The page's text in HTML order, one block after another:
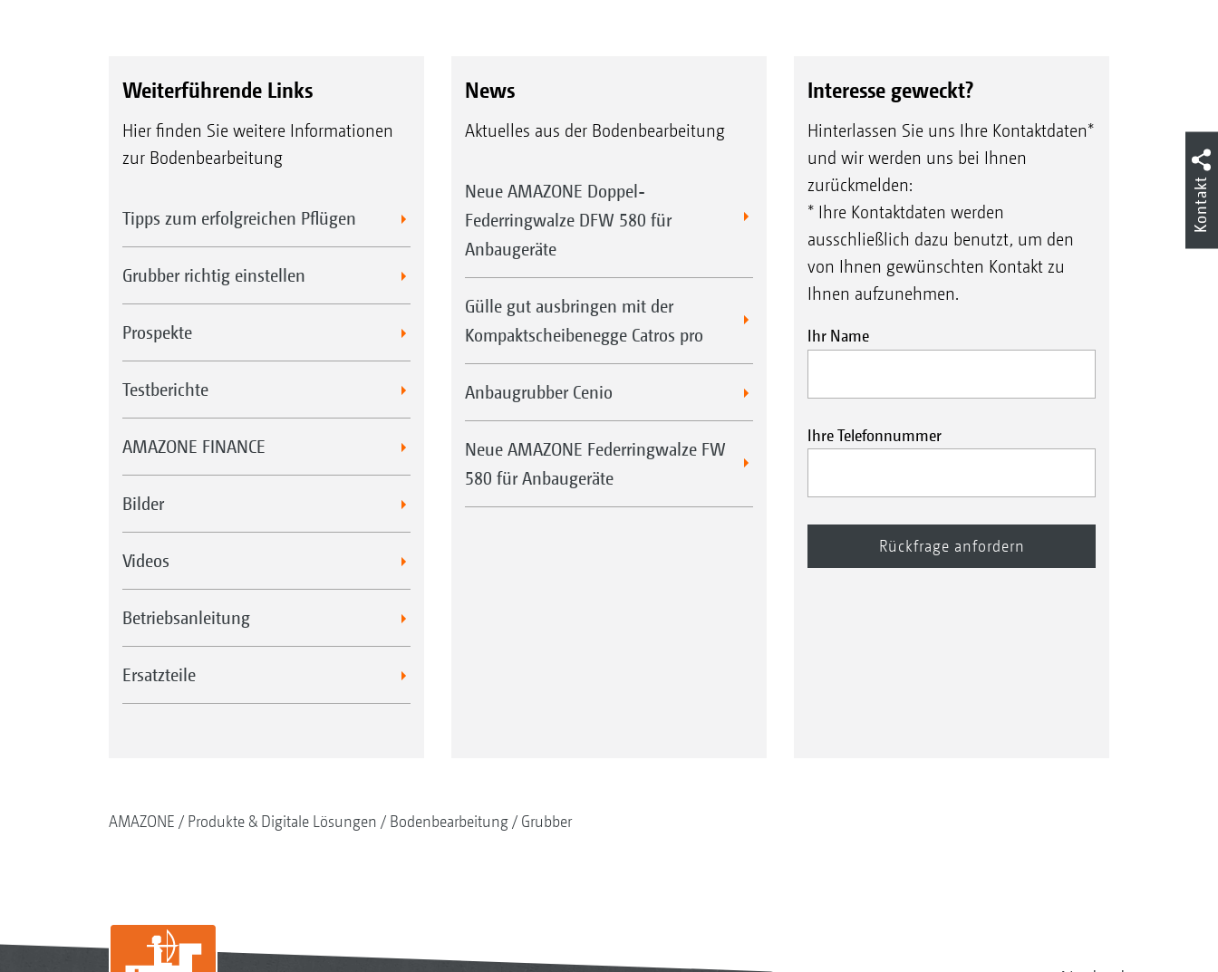
Weiterführende Links
Hier finden Sie weitere Informationen
zur Bodenbearbeitung
Tipps zum erfolgreichen Pflügen
Grubber richtig einstellen
Prospekte
Testberichte
AMAZONE FINANCE
Bilder
Videos
Betriebsanleitung
Ersatzteile
News
Aktuelles aus der Bodenbearbeitung
Neue AMAZONE Doppel-
Federringwalze DFW 580 für
Anbaugeräte
Gülle gut ausbringen mit der
Kompaktscheibenegge Catros pro
Anbaugrubber Cenio
Neue AMAZONE Federringwalze FW
580 für Anbaugeräte
Interesse geweckt?
Hinterlassen Sie uns Ihre Kontaktdaten*
und wir werden uns bei Ihnen
zurückmelden:
* Ihre Kontaktdaten werden
ausschließlich dazu benutzt, um den
von Ihnen gewünschten Kontakt zu
Ihnen aufzunehmen.
Ihr Name
Ihre Telefonnummer
AMAZONE Produkte & Digitale Lösungen Bodenbearbeitung Grubber
Kontakt